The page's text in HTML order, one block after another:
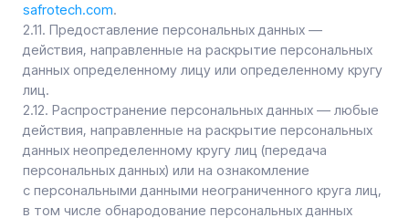
дальнейшего восстановления содержания
персональных данных в информационной системе
персональных данных и/или уничтожаются
материальные носители персональных данных.
3. Основные права и обязанности Оператора
3.1. Оператор имеет право:
— получать от субъекта персональных данных
достоверные информацию и/или документы,
содержащие персональные данные;
— в случае отзыва субъектом персональных данных
согласия на обработку персональных данных, а также,
направления обращения с требованием